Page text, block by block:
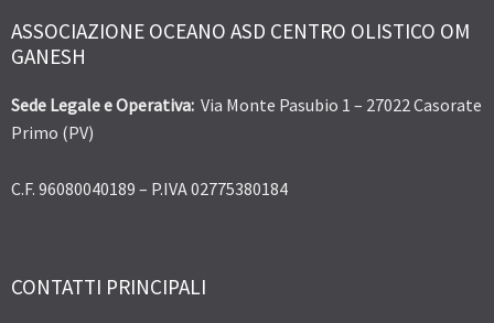
ASSOCIAZIONE OCEANO ASD CENTRO OLISTICO OM
GANESH
Sede Legale e Operativa: Via Monte Pasubio 1 – 27022 Casorate
Primo (PV)
C.F. 96080040189 – P.IVA 02775380184
CONTATTI PRINCIPALI